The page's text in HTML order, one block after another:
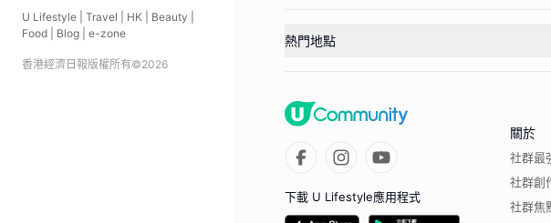
U Lifestyle Travel HK Beauty
Food
Blog e-zone
香港經濟日報版權所有©2026
熱門地點
下載 U Lifestyle應用程式
關於
社群最
社群創
社群焦